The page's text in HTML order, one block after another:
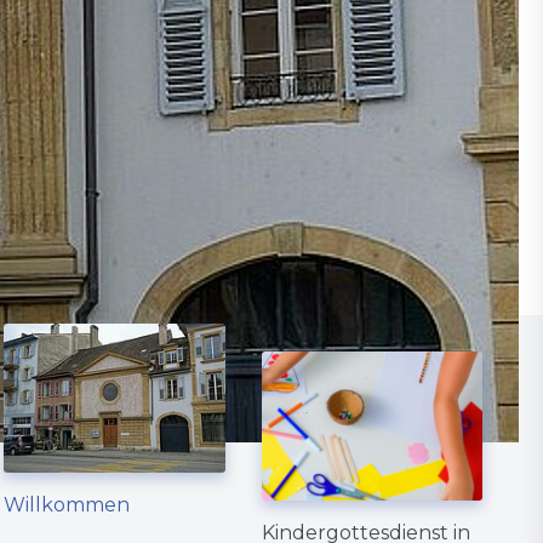
Willkommen
Kindergottesdienst in